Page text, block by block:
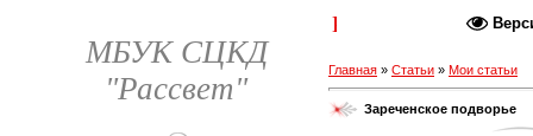
МБУК СЦКД
"Рассвет"
Каталог статей
Главная » Статьи » Мои статьи
Зареченское подворье